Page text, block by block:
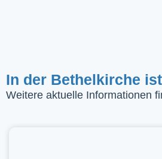
In der Bethelkirche
Weitere aktuelle Informationen